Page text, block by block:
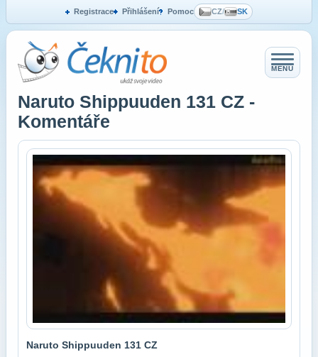
Registrace Přihlášení Pomoc CZ/ SK
MENU
Naruto Shippuuden 131 CZ -
Komentáře
Naruto Shippuuden 131 CZ